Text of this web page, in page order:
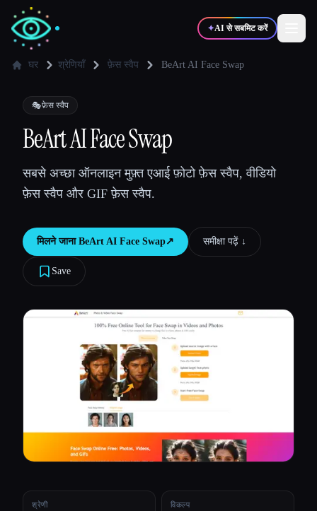
✦AI से सबमिट करें
✍️लेखक
💻
🎓 विद्यार्थी
ब्लॉग
टूल्स की तुलना करें
घर श्रेणियाँ फ़ेस स्वैप BeArt AI Face Swap
🎭फ़ेस स्वैप
BeArt AI Face Swap
सबसे अच्छा ऑनलाइन मुफ़्त एआई फ़ोटो फ़ेस स्वैप, वीडियो
फ़ेस स्वैप और GIF फ़ेस स्वैप.
मिलने जाना BeArt AI Face Swap↗︎ समीक्षा पढ़ें ↓︎
Save
श्रेणी विकल्प